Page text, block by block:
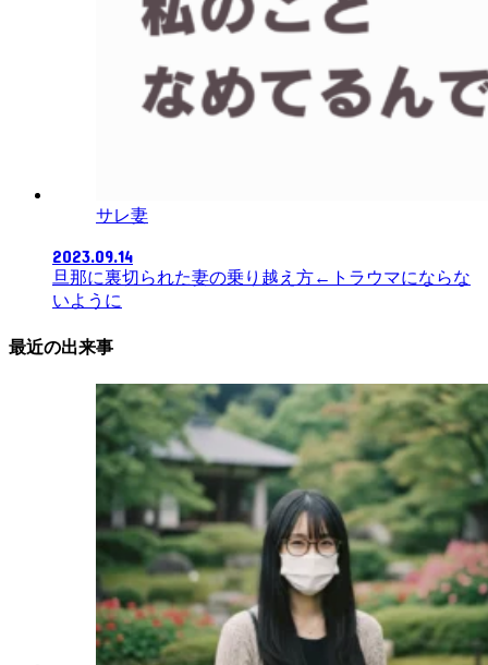
サレ妻
2023.09.14
旦那に裏切られた妻の乗り越え方←トラウマにならな
いように
最近の出来事